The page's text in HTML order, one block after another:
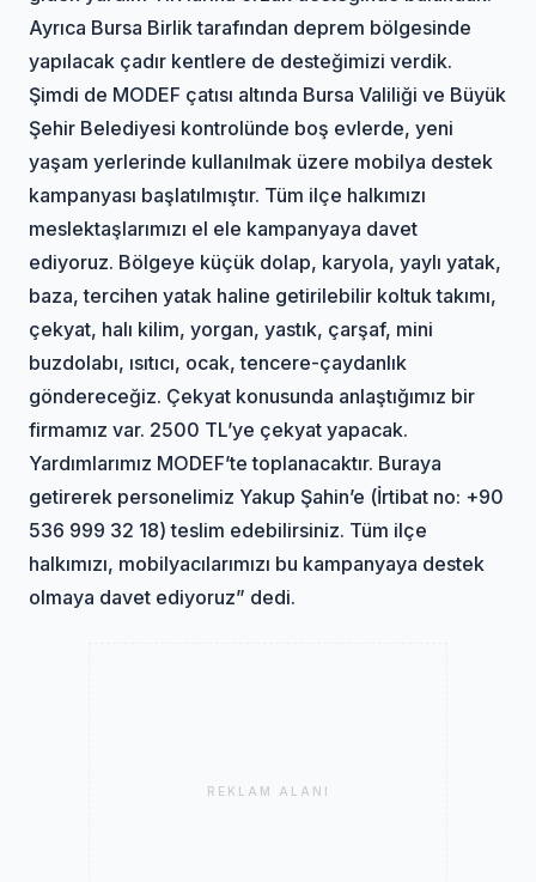
Ayrıca Bursa Birlik tarafından deprem bölgesinde
yapılacak çadır kentlere de desteğimizi verdik.
Şimdi de MODEF çatısı altında Bursa Valiliği ve Büyük
Şehir Belediyesi kontrolünde boş evlerde, yeni
yaşam yerlerinde kullanılmak üzere mobilya destek
kampanyası başlatılmıştır. Tüm ilçe halkımızı
meslektaşlarımızı el ele kampanyaya davet
ediyoruz. Bölgeye küçük dolap, karyola, yaylı yatak,
baza, tercihen yatak haline getirilebilir koltuk takımı,
çekyat, halı kilim, yorgan, yastık, çarşaf, mini
buzdolabı, ısıtıcı, ocak, tencere-çaydanlık
göndereceğiz. Çekyat konusunda anlaştığımız bir
firmamız var. 2500 TL’ye çekyat yapacak.
Yardımlarımız MODEF’te toplanacaktır. Buraya
getirerek personelimiz Yakup Şahin’e (İrtibat no: +90
536 999 32 18) teslim edebilirsiniz. Tüm ilçe
halkımızı, mobilyacılarımızı bu kampanyaya destek
olmaya davet ediyoruz” dedi.
REKLAM ALANI